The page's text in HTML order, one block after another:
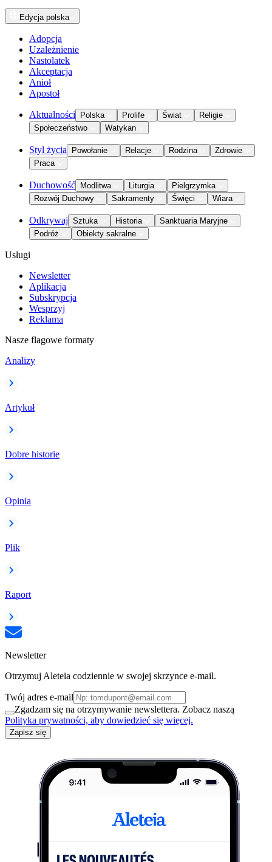
Edycja polska
Adopcja
Uzależnienie
Nastolatek
Akceptacja
Anioł
Apostoł
Aktualności Polska Prolife Świat
Religie
Społeczeństwo
Watykan
Styl życia Powołanie Relacje Rodzina
Zdrowie
Praca
Duchowość Modlitwa Liturgia
Pielgrzymka
Rozwój Duchowy
Sakramenty Święci Wiara
Odkrywaj Sztuka Historia
Sanktuaria Maryjne
Podróż
Obiekty sakralne
Usługi
Newsletter
Aplikacja
Subskrypcja
Wesprzyj
Reklama
Nasze flagowe formaty
Analizy
Artykuł
Dobre historie
Opinia
Plik
Raport
Newsletter
Otrzymuj Aleteia codziennie w swojej skrzynce e-mail.
Twój adres e-mail
Zgadzam się na otrzymywanie newslettera. Zobacz naszą
Polityka prywatności, aby dowiedzieć się więcej.
Zapisz się